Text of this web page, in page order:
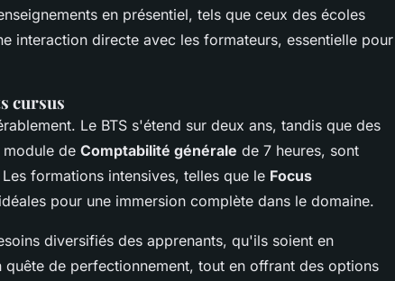
en présentiel, tels que ceux des écoles
interaction directe avec les formateurs, essentielle pour
cursus
Le BTS s'étend sur deux ans, tandis que des
de Comptabilité générale de 7 heures, sont
formations intensives, telles que le Focus
pour une immersion complète dans le domaine.
diversifiés des apprenants, qu'ils soient en
de perfectionnement, tout en offrant des options